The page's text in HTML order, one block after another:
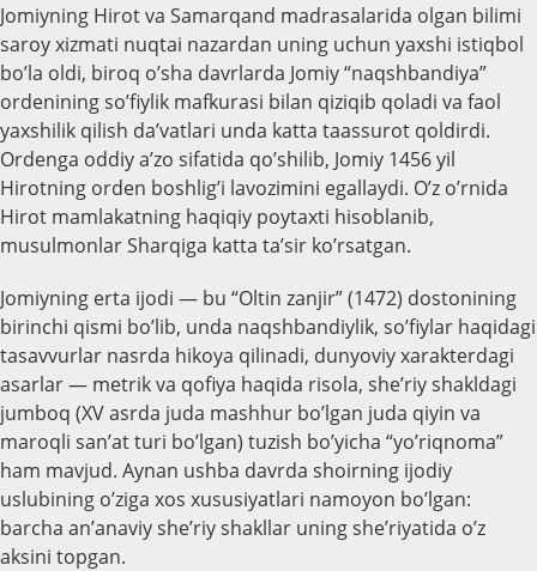
Jomiyning Hirot va Samarqand madrasalarida olgan bilimi
saroy xizmati nuqtai nazardan uning uchun yaxshi istiqbol
bo’la oldi, biroq o’sha davrlarda Jomiy “naqshbandiya”
ordenining so’fiylik mafkurasi bilan qiziqib qoladi va faol
yaxshilik qilish da’vatlari unda katta taassurot qoldirdi.
Ordenga oddiy a’zo sifatida qo’shilib, Jomiy 1456 yil
Hirotning orden boshlig’i lavozimini egallaydi. O’z o’rnida
Hirot mamlakatning haqiqiy poytaxti hisoblanib,
musulmonlar Sharqiga katta ta’sir ko’rsatgan.
Jomiyning erta ijodi — bu “Oltin zanjir” (1472) dostonining
birinchi qismi bo’lib, unda naqshbandiylik, so’fiylar haqidagi
tasavvurlar nasrda hikoya qilinadi, dunyoviy xarakterdagi
asarlar — metrik va qofiya haqida risola, she’riy shakldagi
jumboq (XV asrda juda mashhur bo’lgan juda qiyin va
maroqli san’at turi bo’lgan) tuzish bo’yicha “yo’riqnoma”
ham mavjud. Aynan ushba davrda shoirning ijodiy
uslubining o’ziga xos xususiyatlari namoyon bo’lgan:
barcha an’anaviy she’riy shakllar uning she’riyatida o’z
aksini topgan.